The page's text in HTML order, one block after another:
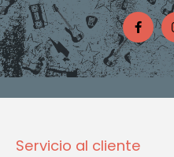
F
a
c
e
b
o
o
Servicio al cliente